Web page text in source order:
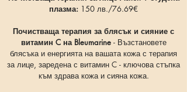
плазма: 150 лв./76.69€
Почистваща терапия за блясък и сияние с
витамин C на Bleumarine- Възстановете
блясъка и енергията на вашата кожа с терапия
за лице, заредена с витамин C - ключова стъпка
към здрава кожа и сияна кожа.